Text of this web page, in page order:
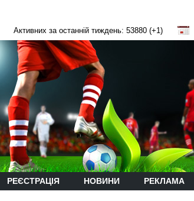
Активних за останній тиждень: 53880 (+1)
РЕЄСТРАЦІЯ НОВИНИ РЕКЛАМА